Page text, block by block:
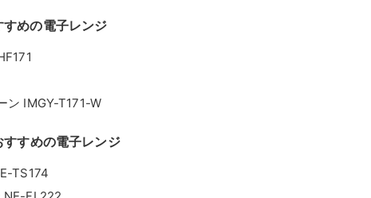
ブンレンジ DR-F871
めのオーブンレンジ
ブンレンジ ビストロ NE-UBS10A
ンジ ER-XD7000
W10A